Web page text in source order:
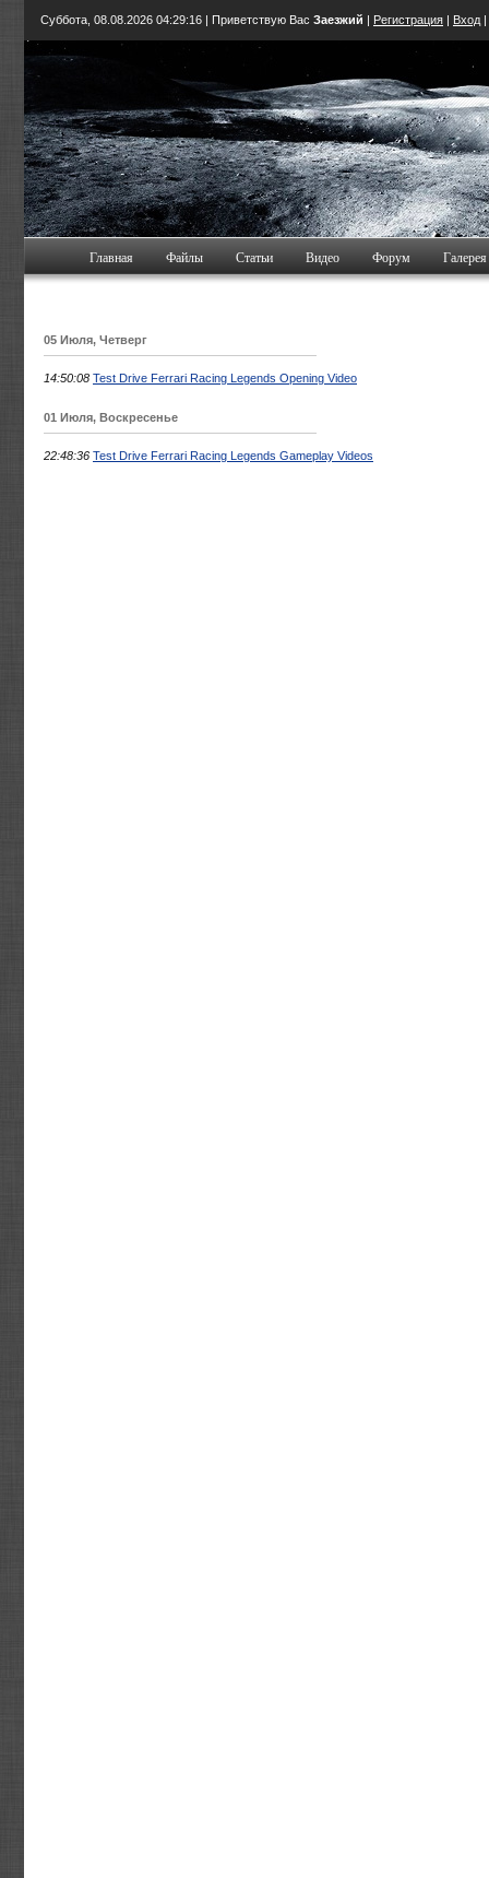
Суббота, 08.08.2026 04:29:16 | Приветствую Вас Заезжий | Регистрация | Вход |
Главная Файлы Статьи Видео Форум Галерея
05 Июля, Четверг
14:50:08 Test Drive Ferrari Racing Legends Opening Video
01 Июля, Воскресенье
22:48:36 Test Drive Ferrari Racing Legends Gameplay Videos